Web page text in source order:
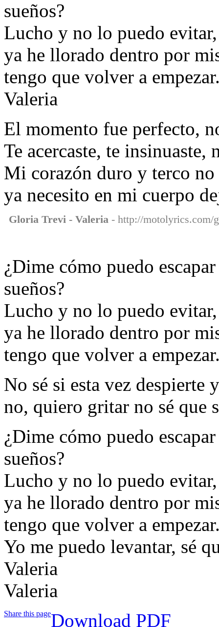
sueños?
Lucho y no lo puedo
ya he llorado dentro por
tengo que volver a
Valeria
El momento fue perfecto,
Te acercaste, te insinuaste,
Mi corazón duro y terco no
ya necesito en mi cuerpo
Gloria Trevi - Valeria - http://motolyrics.com/
¿Dime cómo puedo
sueños?
Lucho y no lo puedo
ya he llorado dentro por
tengo que volver a
No sé si esta vez despierte
no, quiero gritar no sé que
¿Dime cómo puedo
sueños?
Lucho y no lo puedo
ya he llorado dentro por
tengo que volver a
Yo me puedo levantar, sé
Valeria
Valeria
Share this pageDownload PDF